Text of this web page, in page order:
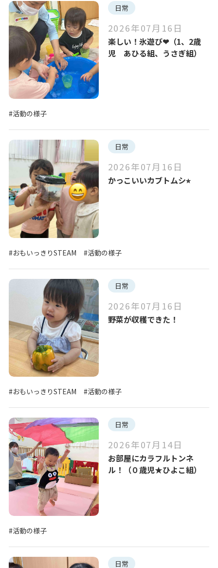
日常
2026年07月16日
楽しい！氷遊び❤︎（1、2歳
児 あひる組、うさぎ組）
#活動の様子
日常
2026年07月16日
かっこいいカブトムシ⭐︎
#おもいっきりSTEAM #活動の様子
日常
2026年07月16日
野菜が収穫できた！
#おもいっきりSTEAM #活動の様子
日常
2026年07月14日
お部屋にカラフルトンネ
ル！（０歳児★ひよこ組）
#活動の様子
日常